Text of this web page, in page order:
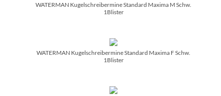
WATERMAN Kugelschreibermine Standard Maxima M Schw.
1Blister
WATERMAN Kugelschreibermine Standard Maxima F Schw.
1Blister